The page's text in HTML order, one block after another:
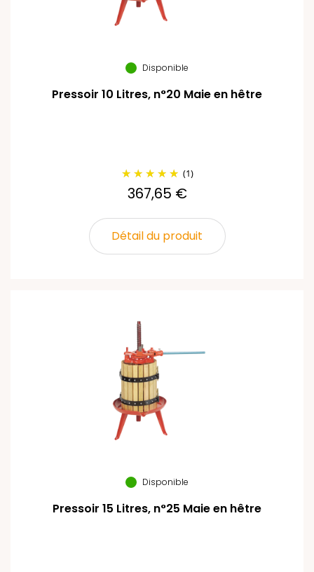
Disponible
Pressoir 10 Litres, n°20 Maie en hêtre
(1)
367,65 €
Détail du produit
Disponible
Pressoir 15 Litres, n°25 Maie en hêtre